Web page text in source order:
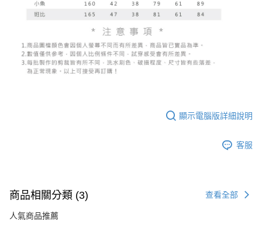
顯示電腦版詳細說明
客服
商品相關分類 (3) 查看全部
人氣商品推薦